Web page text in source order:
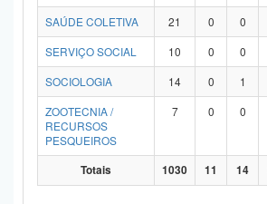
SAÚDE COLETIVA
21 0 0
SERVIÇO SOCIAL
10 0 0
SOCIOLOGIA
14 0 1
ZOOTECNIA /
RECURSOS
PESQUEIROS
7 0 0
Totais 1030 11 14